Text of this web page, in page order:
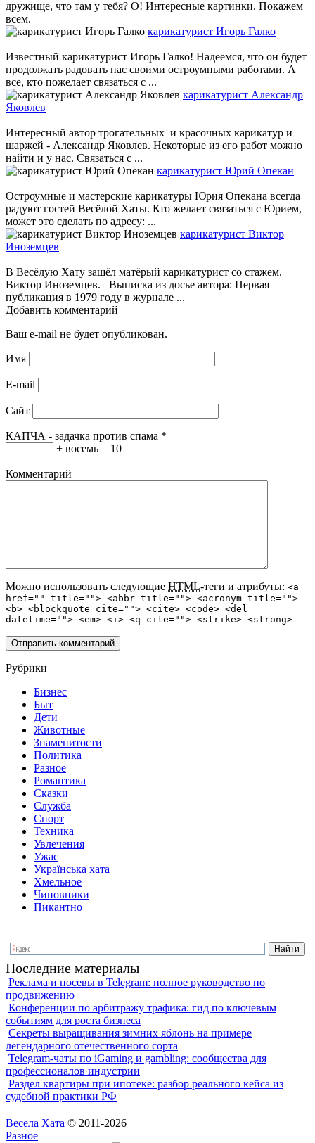
дружище, что там у тебя? О! Интересные картинки. Покажем
всем.
карикатурист Игорь Галко
Известный карикатурист Игорь Галко! Надеемся, что он будет
продолжать радовать нас своими остроумными работами. А
все, кто пожелает связаться с ...
карикатурист Александр
Яковлев
Интересный автор трогательных и красочных карикатур и
шаржей - Александр Яковлев. Некоторые из его работ можно
найти и у нас. Связаться с ...
карикатурист Юрий Опекан
Остроумные и мастерские карикатуры Юрия Опекана всегда
радуют гостей Весёлой Хаты. Кто желает связаться с Юрием,
может это сделать по адресу: ...
карикатурист Виктор
Иноземцев
В Весёлую Хату зашёл матёрый карикатурист со стажем.
Виктор Иноземцев. Выписка из досье автора: Первая
публикация в 1979 году в журнале ...
Добавить комментарий
Ваш e-mail не будет опубликован.
Имя
E-mail
Сайт
КАПЧА - задачка против спама *
+ восемь = 10
Комментарий
Можно использовать следующие HTML-теги и атрибуты: <a
href="" title=""> <abbr title=""> <acronym title="">
<b> <blockquote cite=""> <cite> <code> <del
datetime=""> <em> <i> <q cite=""> <strike> <strong>
Рубрики
Бизнес
Быт
Дети
Животные
Знаменитости
Политика
Разное
Романтика
Сказки
Служба
Спорт
Техника
Увлечения
Ужас
Українська хата
Хмельное
Чиновники
Пикантно
Последние материалы
Реклама и посевы в Telegram: полное руководство по
продвижению
Конференции по арбитражу трафика: гид по ключевым
событиям для роста бизнеса
Секреты выращивания зимних яблонь на примере
легендарного отечественного сорта
Telegram-чаты по iGaming и gambling: сообщества для
профессионалов индустрии
Раздел квартиры при ипотеке: разбор реального кейса из
судебной практики РФ
Весела Хата © 2011-2026
Разное